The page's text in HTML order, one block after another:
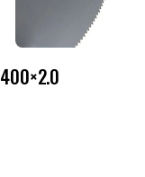
400×2.0